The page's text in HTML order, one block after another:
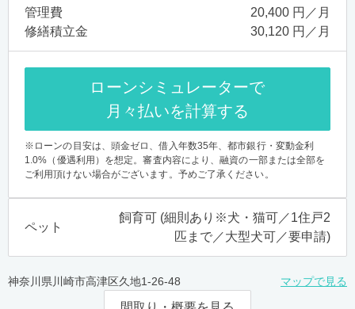
管理費
20,400 円／月
修繕積立金
30,120 円／月
ローンシミュレーターで
月々払いを計算する
※ローンの目安は、頭金ゼロ、借入年数35年、都市銀行・変動金利
1.0%（優遇利用）を想定。審査内容により、融資の一部または全部を
ご利用頂けない場合がございます。予めご了承ください。
ペット
飼育可 (細則あり※犬・猫可／1住戸2
匹まで／大型犬可／要申請)
神奈川県川崎市高津区久地1-26-48 マップで見る